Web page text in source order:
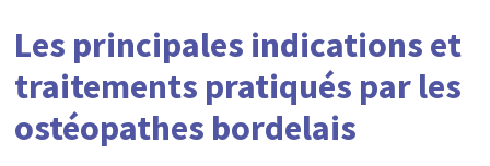
Les principales indications et
traitements pratiqués par les
ostéopathes bordelais